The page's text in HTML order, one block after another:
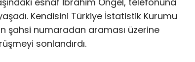
Kendisini Türkiye İstatistik Kurumu
şahsi numaradan araması üzerine
sonlandırdı.